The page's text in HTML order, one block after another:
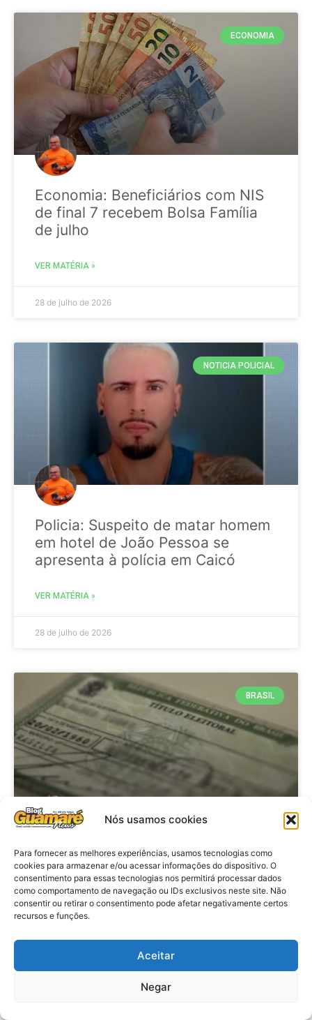
Nós usamos cookies
Para fornecer as melhores experiências, usamos tecnologias como
cookies para armazenar e/ou acessar informações do dispositivo. O
consentimento para essas tecnologias nos permitirá processar dados
como comportamento de navegação ou IDs exclusivos neste site. Não
consentir ou retirar o consentimento pode afetar negativamente certos
recursos e funções.
Aceitar
Negar
ECONOMIA
Economia: Beneficiários com NIS
de final 7 recebem Bolsa Família
de julho
VER MATÉRIA »
28 de julho de 2026
NOTICIA POLICIAL
Policia: Suspeito de matar homem
em hotel de João Pessoa se
apresenta à polícia em Caicó
VER MATÉRIA »
28 de julho de 2026
BRASIL
Brasil: Policia Federal investiga
753 casos de crimes eleitorais
antes das eleições